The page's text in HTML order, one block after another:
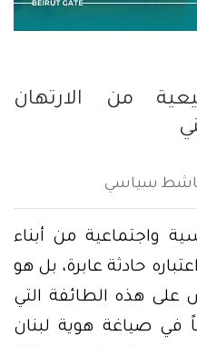
من الارتهان
سياسي
واجتماعية من أبناء
حادثة عابرة، بل هو
هذه الطائفة التي
في صياغة هوية لبنان